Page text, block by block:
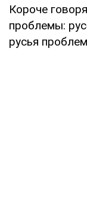
Короче
проблемы:
русья